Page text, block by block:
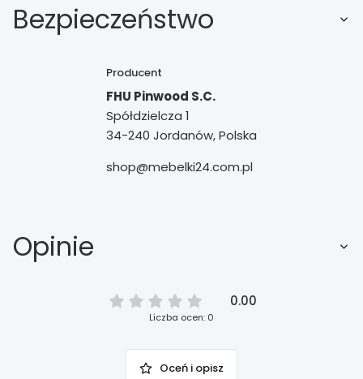
Bezpieczeństwo
Producent
FHU Pinwood S.C.
Spółdzielcza 1
34-240 Jordanów, Polska
shop@mebelki24.com.pl
Opinie
0.00
Liczba ocen: 0
Oceń i opisz